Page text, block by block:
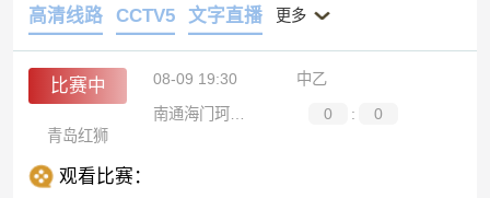
高清线路
CCTV5 文字直播 更多
比赛中 08-09 19:30
中乙
0 :
0
青岛红狮
观看比赛：